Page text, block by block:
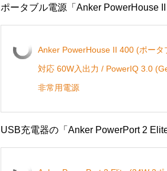
ポータブル電源「Anker PowerHouse
Anker PowerHouse II 400 (ポー
対応 60W入出力 / PowerIQ 3.0
非常用電源
USB充電器の「Anker PowerPort 2